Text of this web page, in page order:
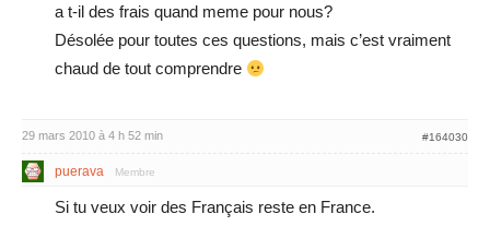
a t-il des frais quand meme pour nous?
Désolée pour toutes ces questions, mais c’est vraiment
chaud de tout comprendre
29 mars 2010 à 4 h 52 min #164030
puerava Membre
Si tu veux voir des Français reste en France.